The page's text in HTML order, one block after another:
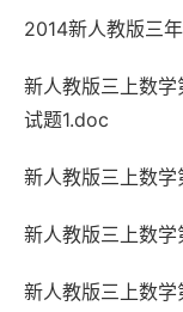
2014新人教版三
新人教版三上数
试题1.doc
新人教版三上数
新人教版三上数
新人教版三上数